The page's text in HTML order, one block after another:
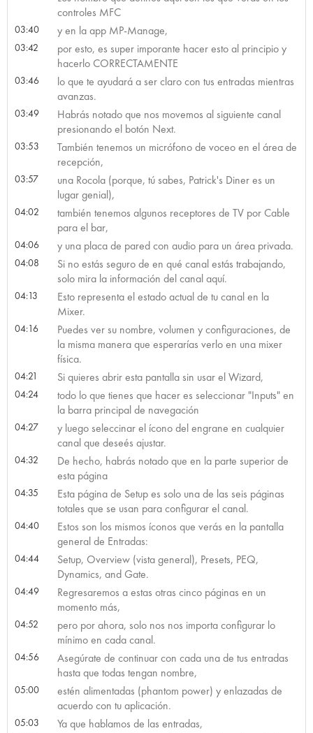
controles MFC
03:40 y en la app MP-Manage,
03:42
por esto, es super imporante hacer esto al principio y
hacerlo CORRECTAMENTE
03:46
lo que te ayudará a ser claro con tus entradas mientras
avanzas.
03:49
Habrás notado que nos movemos al siguiente canal
presionando el botón Next.
03:53
También tenemos un micrófono de voceo en el área de
recepción,
03:57
una Rocola (porque, tú sabes, Patrick's Diner es un
lugar genial),
04:02
también tenemos algunos receptores de TV por Cable
para el bar,
04:06 y una placa de pared con audio para un área privada.
04:08
Si no estás seguro de en qué canal estás trabajando,
solo mira la información del canal aquí.
04:13
Esto representa el estado actual de tu canal en la
Mixer.
04:16
Puedes ver su nombre, volumen y configuraciones, de
la misma manera que esperarías verlo en una mixer
física.
04:21 Si quieres abrir esta pantalla sin usar el Wizard,
04:24
todo lo que tienes que hacer es seleccionar "Inputs" en
la barra principal de navegación
04:27
y luego seleccinar el ícono del engrane en cualquier
canal que deseés ajustar.
04:32
De hecho, habrás notado que en la parte superior de
esta página
04:35
Esta página de Setup es solo una de las seis páginas
totales que se usan para configurar el canal.
04:40
Estos son los mismos íconos que verás en la pantalla
general de Entradas:
04:44
Setup, Overview (vista general), Presets, PEQ,
Dynamics, and Gate.
04:49
Regresaremos a estas otras cinco páginas en un
momento más,
04:52
pero por ahora, solo nos nos importa configurar lo
mínimo en cada canal.
04:56
Asegúrate de continuar con cada una de tus entradas
hasta que todas tengan nombre,
05:00
estén alimentadas (phantom power) y enlazadas de
acuerdo con tu aplicación.
05:03 Ya que hablamos de las entradas,